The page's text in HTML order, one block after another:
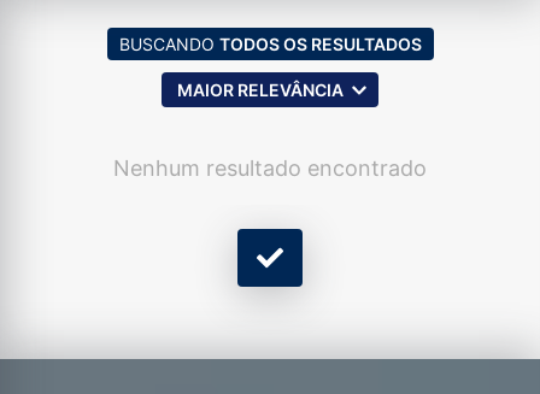
BUSCANDO TODOS OS RESULTADOS
MAIOR RELEVÂNCIA
Nenhum resultado encontrado